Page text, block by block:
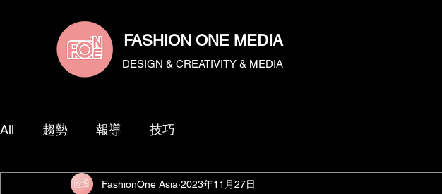
FASHION ONE MEDIA
DESIGN & CREATIVITY & MEDIA
All 趨勢 報導 技巧
FashionOne Asia 2023年11月27日